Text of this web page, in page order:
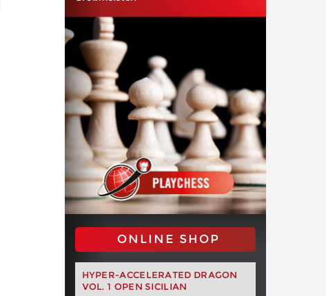
ONLINE SHOP
HYPER-ACCELERATED DRAGON
VOL. 1 OPEN SICILIAN